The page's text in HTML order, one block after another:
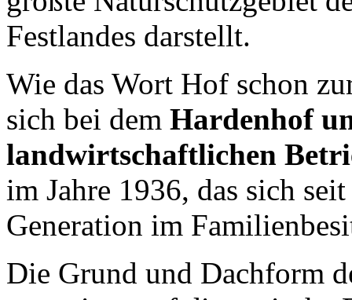
Festlandes darstellt.
Wie das Wort Hof schon
sich bei dem Hardenhof
landwirtschaftlichen
im Jahre 1936, das sich
Generation im
Die Grund und Dachform